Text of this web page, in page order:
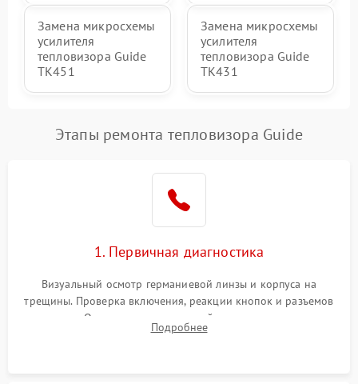
Замена микросхемы
усилителя
тепловизора Guide
TK451
Замена микросхемы
усилителя
тепловизора Guide
TK431
Этапы ремонта тепловизора Guide
1. Первичная диагностика
Визуальный осмотр германиевой линзы и корпуса на
трещины. Проверка включения, реакции кнопок и разъемов
зарядки. Оценка вывода тепловой сигнатуры на экран,
проверка базовых функций и считывание системных
Подробнее